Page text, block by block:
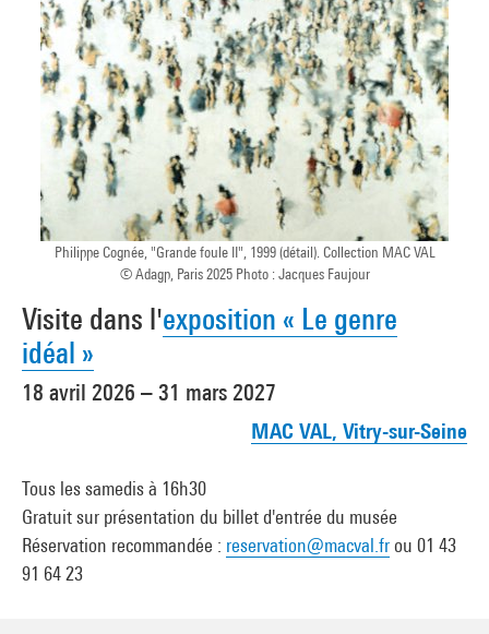
Philippe Cognée, "Grande foule II", 1999 (détail). Collection MAC VAL
© Adagp, Paris 2025 Photo : Jacques Faujour
Visite dans l'exposition « Le genre
idéal »
18 avril 2026 – 31 mars 2027
MAC VAL, Vitry-sur-Seine
Tous les samedis à 16h30
Gratuit sur présentation du billet d'entrée du musée
Réservation recommandée : reservation@macval.frou 01 43
91 64 23